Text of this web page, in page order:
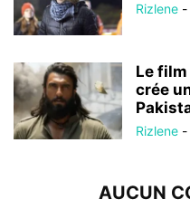
Rizlene -
Le
crée
Rizlene -
AUCUN